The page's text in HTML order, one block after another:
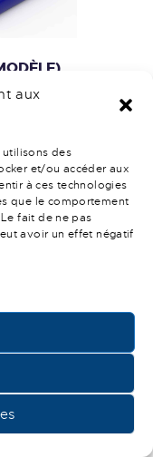
aux
utilisons des
et/ou accéder aux
à ces technologies
que le comportement
fait de ne pas
avoir un effet négatif
CE
CE